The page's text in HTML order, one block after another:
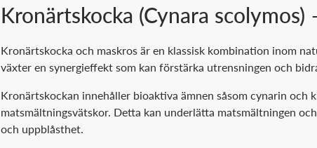
Kronärtskocka (Cynara
Kronärtskocka och maskros är en klassisk kombination inom
växter en synergieffekt som kan förstärka utrensningen och
Kronärtskockan innehåller bioaktiva ämnen såsom cynarin och
matsmältningsvätskor. Detta kan underlätta matsmältningen
och uppblåsthet.